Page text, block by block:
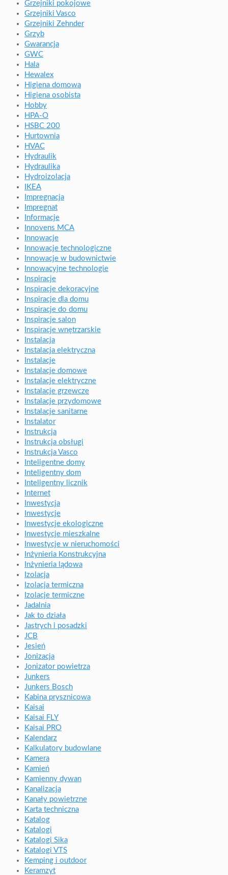
Grzejniki pokojowe
Grzejniki Vasco
Grzejniki Zehnder
Grzyb
Gwarancja
GWC
Hala
Hewalex
Higiena domowa
Higiena osobista
Hobby
HPA-O
HSBC 200
Hurtownia
HVAC
Hydraulik
Hydraulika
Hydroizolacja
IKEA
Impregnacja
Impregnat
Informacje
Innovens MCA
Innowacje
Innowacje technologiczne
Innowacje w budownictwie
Innowacyjne technologie
Inspiracje
Inspiracje dekoracyjne
Inspiracje dla domu
Inspiracje do domu
Inspiracje salon
Inspiracje wnętrzarskie
Instalacja
Instalacja elektryczna
Instalacje
Instalacje domowe
Instalacje elektryczne
Instalacje grzewcze
Instalacje przydomowe
Instalacje sanitarne
Instalator
Instrukcja
Instrukcja obsługi
Instrukcja Vasco
Inteligentne domy
Inteligentny dom
Inteligentny licznik
Internet
Inwestycja
Inwestycje
Inwestycje ekologiczne
Inwestycje mieszkalne
Inwestycje w nieruchomości
Inżynieria Konstrukcyjna
Inżynieria lądowa
Izolacja
Izolacja termiczna
Izolacje termiczne
Jadalnia
Jak to działa
Jastrych i posadzki
JCB
Jesień
Jonizacja
Jonizator powietrza
Junkers
Junkers Bosch
Kabina prysznicowa
Kaisai
Kaisai FLY
Kaisai PRO
Kalendarz
Kalkulatory budowlane
Kamera
Kamień
Kamienny dywan
Kanalizacja
Kanały powietrzne
Karta techniczna
Katalog
Katalogi
Katalogi Sika
Katalogi VTS
Kemping i outdoor
Keramzyt